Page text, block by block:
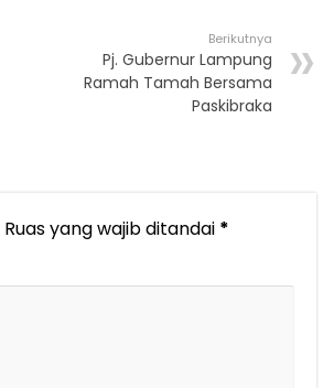
Berikutnya
Pj. Gubernur Lampung
Ramah Tamah Bersama
Paskibraka
Ruas yang wajib ditandai *